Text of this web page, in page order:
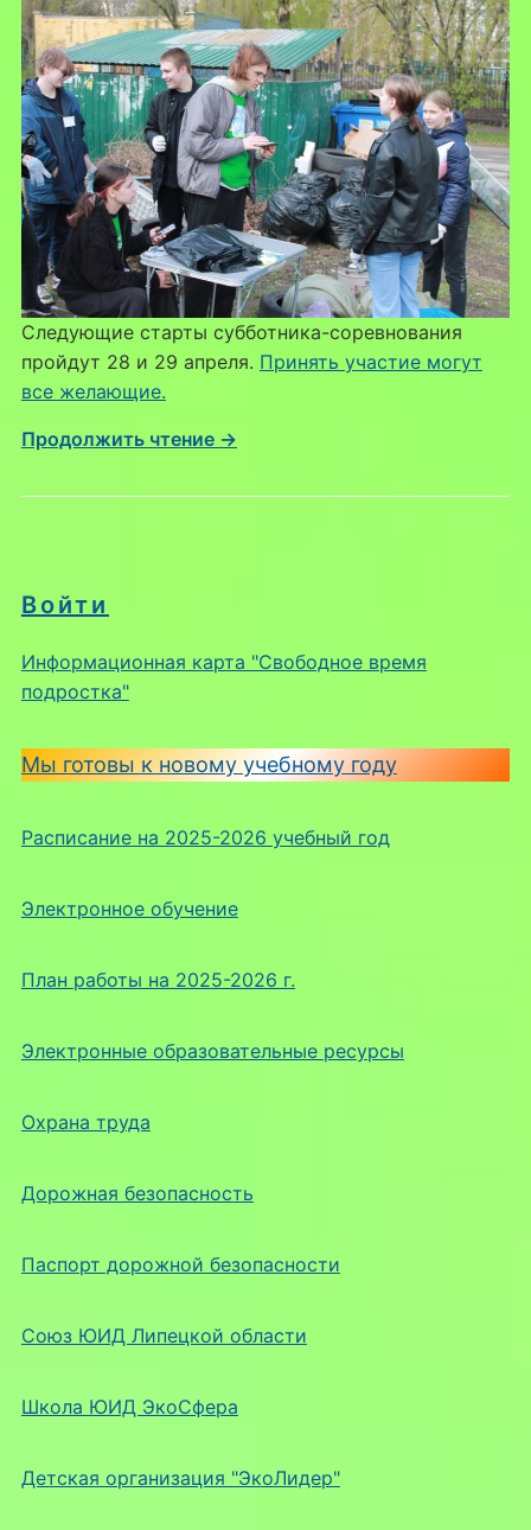
Войти
Информационная карта "Свободное время
подростка"
Мы готовы к новому учебному году
Расписание на 2025-2026 учебный год
Электронное обучение
План работы на 2025-2026 г.
Электронные образовательные ресурсы
Охрана труда
Дорожная безопасность
Паспорт дорожной безопасности
Союз ЮИД Липецкой области
Школа ЮИД ЭкоСфера
Детская организация "ЭкоЛидер"
Следующие старты субботника-соревнования
пройдут 28 и 29 апреля. Принять участие могут
все желающие.
Продолжить чтение →